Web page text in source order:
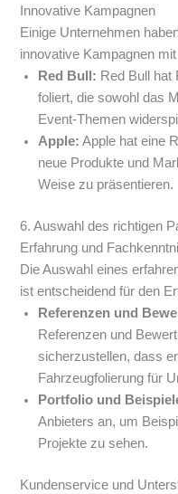
Innovative Kampagnen
Einige Unternehmen
innovative Kampagnen
Red Bull: Red Bull hat
foliert, die sowohl das
Event-Themen
Apple: Apple hat eine
neue Produkte und
Weise zu präsentieren.
6. Auswahl des richtigen
Erfahrung und
Die Auswahl eines
ist entscheidend für den
Referenzen und
Referenzen und
sicherzustellen, dass
Fahrzeugfolierung für
Portfolio und
Anbieters an, um
Projekte zu sehen.
Kundenservice und